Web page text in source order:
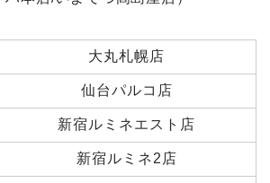
大丸札幌店
仙台パルコ店
新宿ルミネエスト店
新宿ルミネ2店